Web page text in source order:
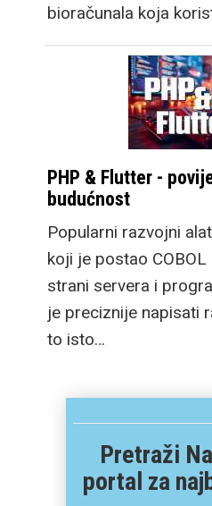
bioračunala koja
PHP & Flutter -
budućnost
Popularni razvojni
koji je postao
strani servera i
je preciznije napisati
to isto…
Pretraži
portal za